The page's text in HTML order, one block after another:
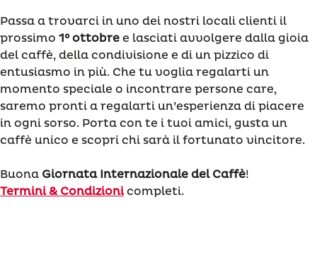
Passa a trovarci in uno dei nostri locali clienti il
prossimo 1° ottobre e lasciati avvolgere dalla gioia
del caffè, della condivisione e di un pizzico di
entusiasmo in più. Che tu voglia regalarti un
momento speciale o incontrare persone care,
saremo pronti a regalarti un’esperienza di piacere
in ogni sorso. Porta con te i tuoi amici, gusta un
caffè unico e scopri chi sarà il fortunato vincitore.
Buona Giornata Internazionale del Caffè!
Termini & Condizionicompleti.